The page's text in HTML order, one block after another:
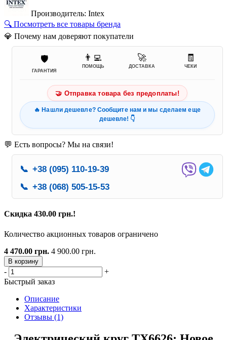
Производитель: Intex
🔍 Посмотреть все товары бренда
💎 Почему нам доверяют покупатели
🛡️
ГАРАНТИЯ
👨‍💻
ПОМОЩЬ
🚀
ДОСТАВКА
🧾
ЧЕКИ
🤝 Отправка товара без предоплаты!
🔥 Нашли дешевле? Сообщите нам и мы сделаем еще
дешевле! 👇
💬 Есть вопросы? Мы на связи!
📞 +38 (095) 110-19-39
📞 +38 (068) 505-15-53
Скидка 430.00 грн.!
Количество акционных товаров ограничено
4 470.00 грн. 4 900.00 грн.
В корзину
-
+
Быстрый заказ
Описание
Характеристики
Отзывы (1)